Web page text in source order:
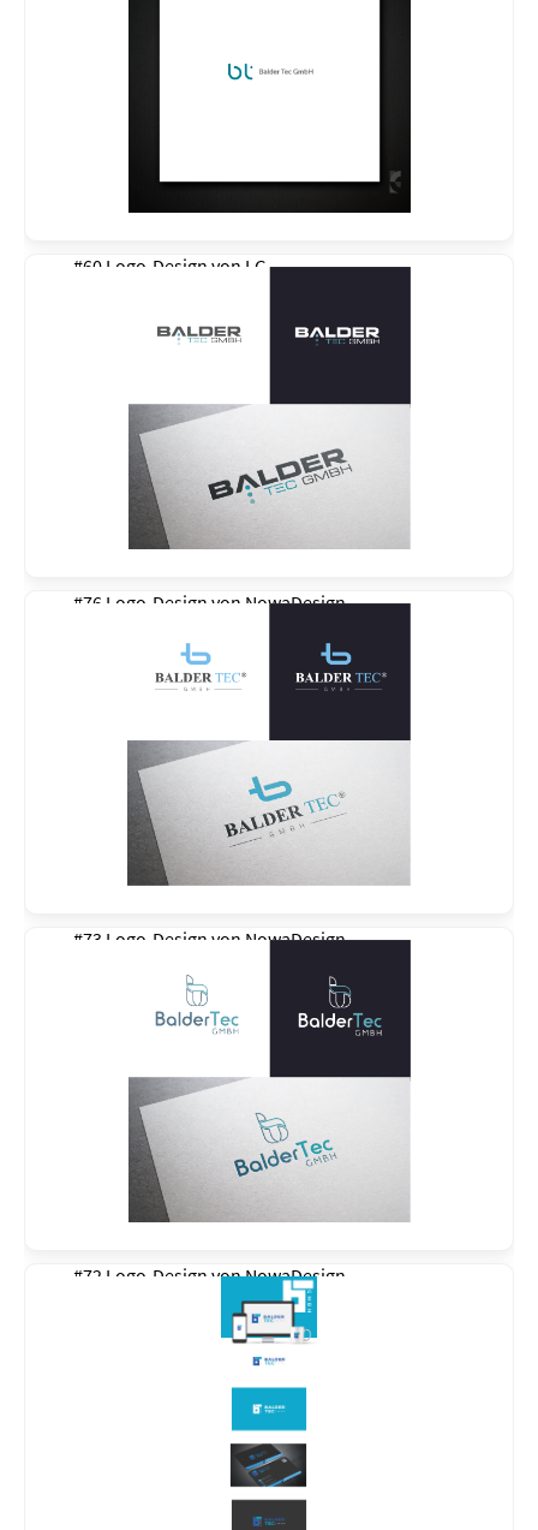
#60 Logo-Design von LG
#76 Logo-Design von NowaDesign
#73 Logo-Design von NowaDesign
#72 Logo-Design vonNowaDesign